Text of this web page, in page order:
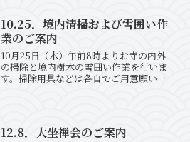
無料です。
10.25．境内清掃および雪囲い作
業のご案内
10月25日（木）午前8時よりお寺の内外
の掃除と境内樹木の雪囲い作業を行いま
す。掃除用具などは各自でご用意願いま
12.8．大坐禅会のご案内